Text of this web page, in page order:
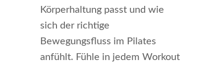
Körperhaltung passt und wie
sich der richtige
Bewegungsfluss im Pilates
anfühlt. Fühle in jedem Workout